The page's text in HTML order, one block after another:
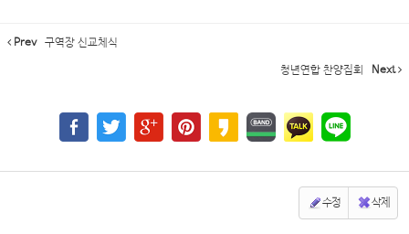
Prev 구역장 신교체식
청년연합 찬양집회 Next
수정 삭제